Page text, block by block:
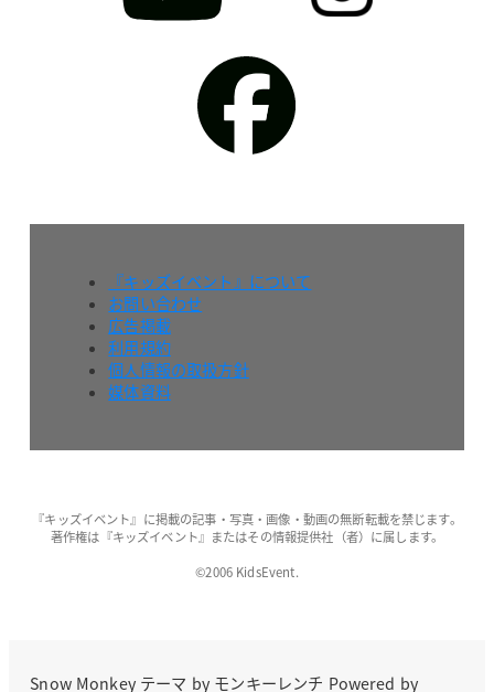
『キッズイベント』について
お問い合わせ
広告掲載
利用規約
個人情報の取扱方針
媒体資料
『キッズイベント』に掲載の記事・写真・画像・動画の無断転載を禁じます。
著作権は『キッズイベント』またはその情報提供社（者）に属します。
©2006 KidsEvent.
Snow Monkeyテーマ by モンキーレンチ Powered by